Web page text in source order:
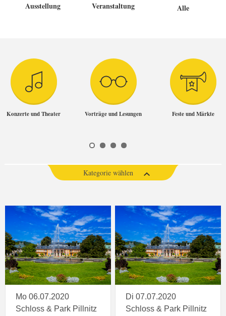
Ausstellung Veranstaltung Alle
Konzerte und Theater Vorträge und Lesungen Feste und Märkte
Kategorie wählen
Mo 06.07.2020
Schloss & Park Pillnitz
Di 07.07.2020
Schloss & Park Pillnitz